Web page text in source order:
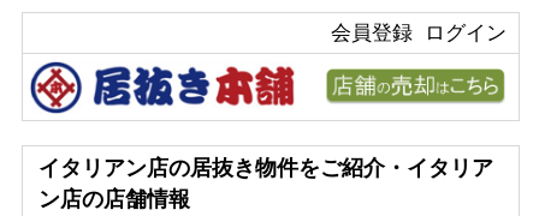
ログイン
会員登録
イタリアン店の居抜き物件をご紹介・イタリア
ン店の店舗情報